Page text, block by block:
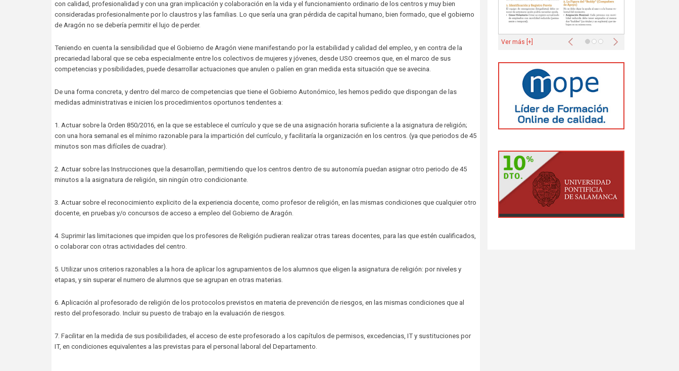
con calidad, profesionalidad y con una gran implicación y colaboración en la vida y el funcionamiento ordinario de los centros y muy bien
consideradas profesionalmente por lo claustros y las familias. Lo que sería una gran pérdida de capital humano, bien formado, que el gobierno
de Aragón no se debería permitir el lujo de perder.
Teniendo en cuenta la sensibilidad que el Gobierno de Aragón viene manifestando por la estabilidad y calidad del empleo, y en contra de la
precariedad laboral que se ceba especialmente entre los colectivos de mujeres y jóvenes, desde USO creemos que, en el marco de sus
competencias y posibilidades, puede desarrollar actuaciones que anulen o palíen en gran medida esta situación que se avecina.
De una forma concreta, y dentro del marco de competencias que tiene el Gobierno Autonómico, les hemos pedido que dispongan de las
medidas administrativas e inicien los procedimientos oportunos tendentes a:
1. Actuar sobre la Orden 850/2016, en la que se establece el currículo y que se de una asignación horaria suficiente a la asignatura de religión;
con una hora semanal es el mínimo razonable para la impartición del currículo, y facilitaría la organización en los centros. (ya que periodos de 45
minutos son mas difíciles de cuadrar).
2. Actuar sobre las Instrucciones que la desarrollan, permitiendo que los centros dentro de su autonomía puedan asignar otro periodo de 45
minutos a la asignatura de religión, sin ningún otro condicionante.
3. Actuar sobre el reconocimiento explicito de la experiencia docente, como profesor de religión, en las mismas condiciones que cualquier otro
docente, en pruebas y/o concursos de acceso a empleo del Gobierno de Aragón.
4. Suprimir las limitaciones que impiden que los profesores de Religión pudieran realizar otras tareas docentes, para las que estén cualificados,
o colaborar con otras actividades del centro.
5. Utilizar unos criterios razonables a la hora de aplicar los agrupamientos de los alumnos que eligen la asignatura de religión: por niveles y
etapas, y sin superar el numero de alumnos que se agrupan en otras materias.
6. Aplicación al profesorado de religión de los protocolos previstos en materia de prevención de riesgos, en las mismas condiciones que al
resto del profesorado. Incluir su puesto de trabajo en la evaluación de riesgos.
7. Facilitar en la medida de sus posibilidades, el acceso de este profesorado a los capítulos de permisos, excedencias, IT y sustituciones por
IT, en condiciones equivalentes a las previstas para el personal laboral del Departamento.
Anterior Siguiente
Ver más [+]